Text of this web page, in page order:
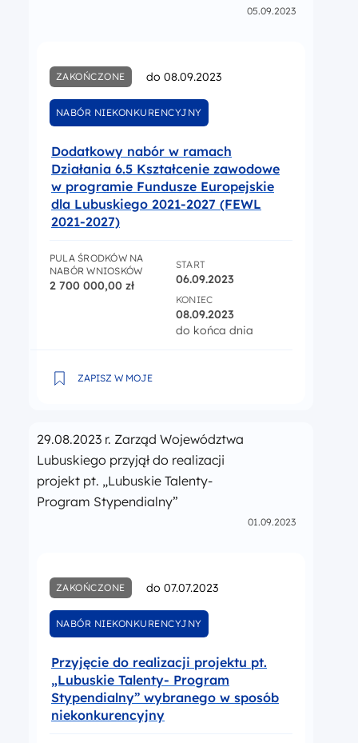
05.09.2023
ZAKOŃCZONE do 08.09.2023
NABÓR NIEKONKURENCYJNY
Dodatkowy nabór w ramach
Działania 6.5 Kształcenie zawodowe
w programie Fundusze Europejskie
dla Lubuskiego 2021-2027 (FEWL
2021-2027)
PULA ŚRODKÓW NA
NABÓR WNIOSKÓW
2 700 000,00 zł
START
06.09.2023
KONIEC
08.09.2023
do końca dnia
ZAPISZ W MOJE
Dodatkowy nabór w ramach Działania 6.5
29.08.2023 r. Zarząd Województwa
Lubuskiego przyjął do realizacji
projekt pt. „Lubuskie Talenty-
Program Stypendialny”
01.09.2023
ZAKOŃCZONE do 07.07.2023
NABÓR NIEKONKURENCYJNY
Przyjęcie do realizacji projektu pt.
„Lubuskie Talenty- Program
Stypendialny” wybranego w sposób
niekonkurencyjny